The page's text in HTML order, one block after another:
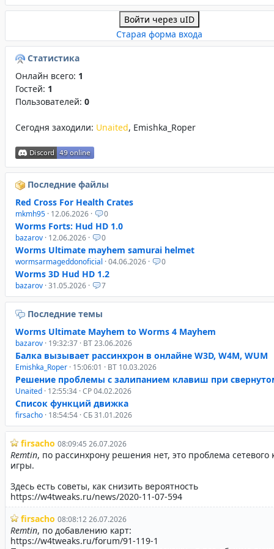
Войти через uID
Старая форма входа
Статистика
Онлайн всего: 1
Гостей: 1
Пользователей: 0
Сегодня заходили: Unaited, Emishka_Roper
Последние файлы
Red Cross For Health Crates
mkmh95 · 12.06.2026 · 0
Worms Forts: Hud HD 1.0
bazarov · 12.06.2026 · 0
Worms Ultimate mayhem samurai helmet
wormsarmageddonoficial · 04.06.2026 · 0
Worms 3D Hud HD 1.2
bazarov · 31.05.2026 · 7
Последние темы
Worms Ultimate Mayhem to Worms 4 Mayhem
bazarov · 19:32:37 · ВТ 23.06.2026
Балка вызывает рассинхрон в онлайне W3D, W4M, WUM
Emishka_Roper · 15:06:01 · ВТ 10.03.2026
Решение проблемы с залипанием клавиш при
Unaited · 12:55:34 · СР 04.02.2026
Список функций движка
firsacho · 18:54:54 · СБ 31.01.2026